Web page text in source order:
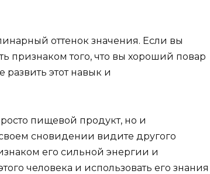
оттенок значения. Если вы
признаком того, что вы хороший повар
развить этот навык и
пищевой продукт, но и
сновидении видите другого
его сильной энергии и
человека и использовать его знания